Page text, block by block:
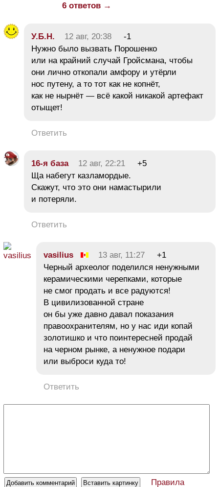
6 ответов →
У.Б.Н. 12 авг, 20:38
-1
Нужно было вызвать Порошенко
или на крайний случай Гройсмана, чтобы
они лично откопали амфору и утёрли
нос путену, а то тот как не копнёт,
как не нырнёт ― всё какой никакой артефакт
отыщет!
Ответить
16-я база 12 авг, 22:21
+5
Ща набегут казламордые.
Скажут, что это они намастырили
и потеряли.
Ответить
vasilius 13 авг, 11:27
+1
Черный археолог поделился ненужными
керамическими черепками, которые
не смог продать и все радуются!
В цивилизованной стране
он бы уже давно давал показания
правоохранителям, но у нас иди копай
золотишко и что поинтересней продай
на черном рынке, а ненужное подари
или выброси куда то!
Ответить
Правила